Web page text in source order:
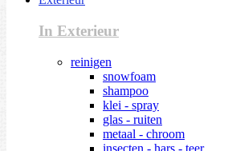
In Exterieur
reinigen
snowfoam
shampoo
klei - spray
glas - ruiten
metaal - chroom
insecten - hars - teer